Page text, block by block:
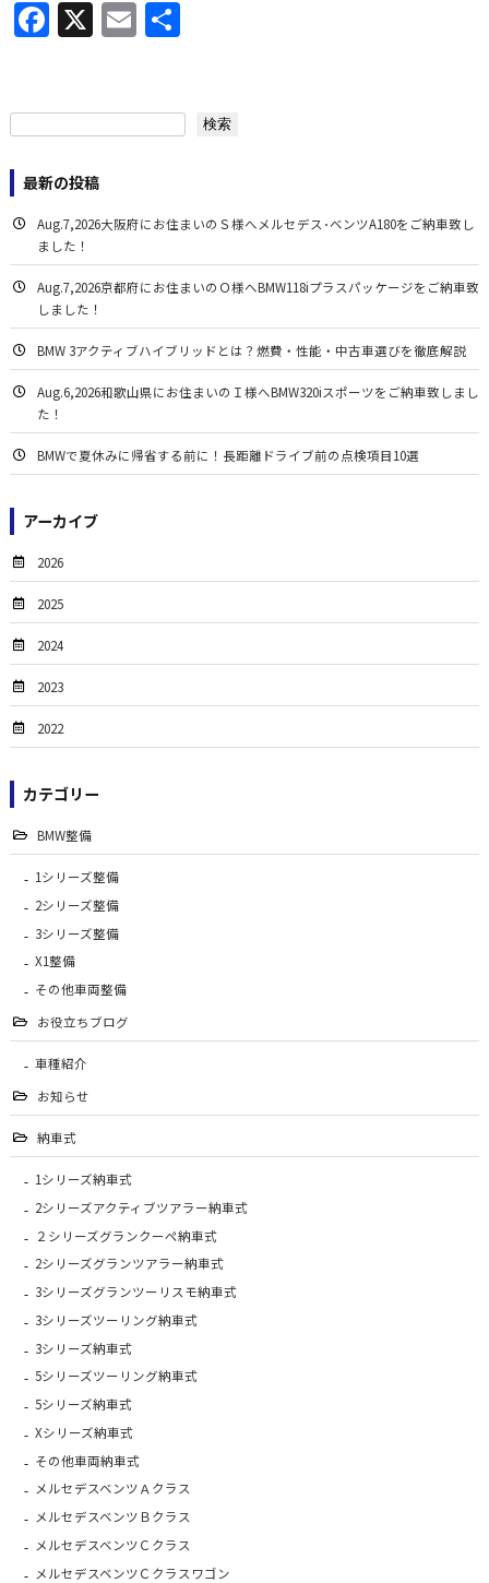
Facebook
X Email
共
検索
最新の投稿
Aug.7,2026大阪府にお住まいのＳ様へメルセデス･ベンツA180をご納車致し
ました！
Aug.7,2026京都府にお住まいのＯ様へBMW118iプラスパッケージをご納車致
しました！
BMW 3アクティブハイブリッドとは？燃費・性能・中古車選びを徹底解説
Aug.6,2026和歌山県にお住まいのＩ様へBMW320iスポーツをご納車致しまし
た！
BMWで夏休みに帰省する前に！長距離ドライブ前の点検項目10選
アーカイブ
2026
2025
2024
2023
2022
カテゴリー
BMW整備
1シリーズ整備
2シリーズ整備
3シリーズ整備
X1整備
その他車両整備
お役立ちブログ
車種紹介
お知らせ
納車式
1シリーズ納車式
2シリーズアクティブツアラー納車式
２シリーズグランクーペ納車式
2シリーズグランツアラー納車式
3シリーズグランツーリスモ納車式
3シリーズツーリング納車式
3シリーズ納車式
5シリーズツーリング納車式
5シリーズ納車式
Xシリーズ納車式
その他車両納車式
メルセデスベンツＡクラス
メルセデスベンツＢクラス
メルセデスベンツＣクラス
メルセデスベンツＣクラスワゴン